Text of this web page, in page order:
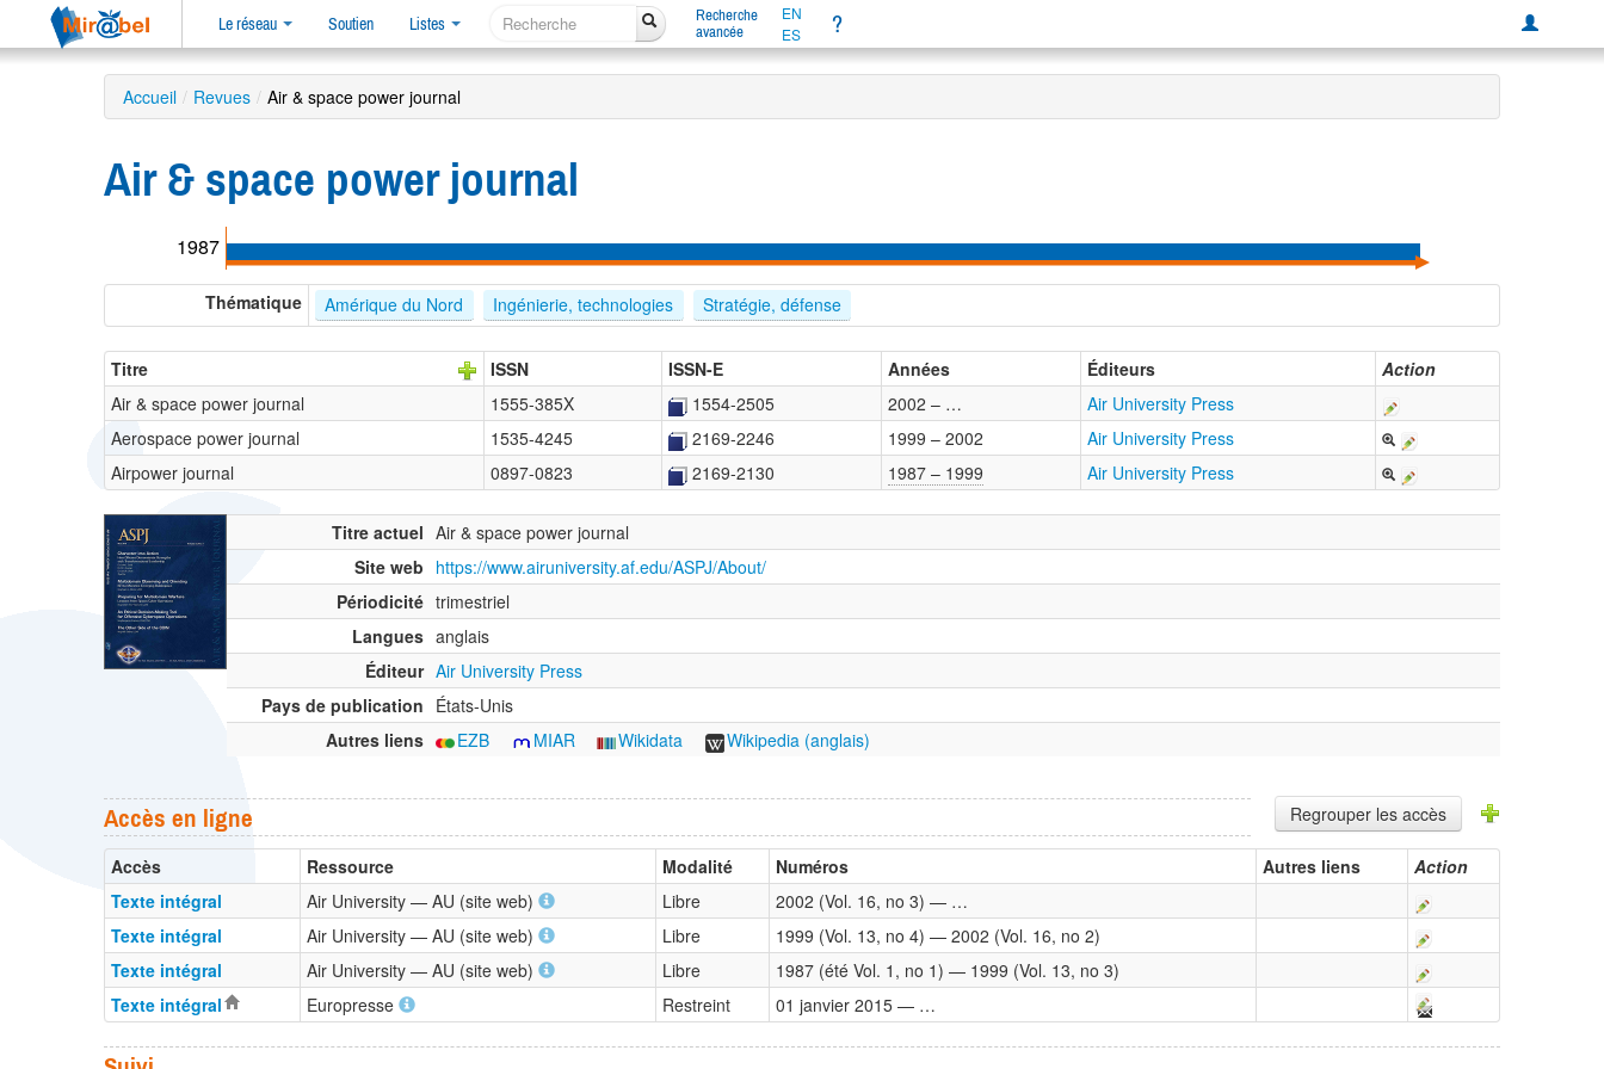
Le réseau Soutien Listes
Recherche
avancée
EN
ES
?
Accueil / Revues / Air & space power journal
Air & space power journal
1987
Thématique Amérique du Nord Ingénierie, technologies Stratégie, défense
Titre ISSN ISSN-E Années Éditeurs
Action
Air & space power journal
1555-385X 1554-2505 2002 – …
Air University Press
Aerospace power journal
1535-4245 2169-2246 1999 – 2002
Air University Press
Airpower journal
0897-0823 2169-2130 1987 – 1999 Air University Press
Titre actuel Air & space power journal
Site web https://www.airuniversity.af.edu/ASPJ/About/
Périodicité trimestriel
Langues anglais
Éditeur Air University Press
Pays de publication États-Unis
Autres liens
EZB MIAR Wikidata Wikipedia (anglais)
Regrouper les accès
Accès en ligne
Accès Ressource Modalité Numéros Autres liens
Action
Texte intégral
Air University — AU (site web) Libre
2002 (Vol. 16, no 3) — …
Texte intégral
Air University — AU (site web) Libre
1999 (Vol. 13, no 4) — 2002 (Vol. 16, no 2)
Texte intégral
Air University — AU (site web) Libre
1987 (été Vol. 1, no 1) — 1999 (Vol. 13, no 3)
Texte intégral
Europresse Restreint 01 janvier 2015 — …